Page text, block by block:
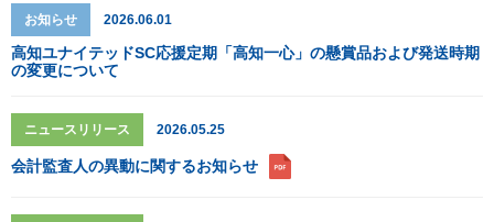
お知らせ 2026.06.01
高知ユナイテッドSC応援定期「高知一心」の懸賞品および発送時期
の変更について
ニュースリリース 2026.05.25
会計監査人の異動に関するお知らせ